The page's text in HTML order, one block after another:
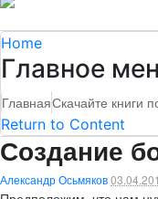
Home
Главное
ГлавнаяСкачайте книги
Return to Content
Создание
Александр Осьмяков